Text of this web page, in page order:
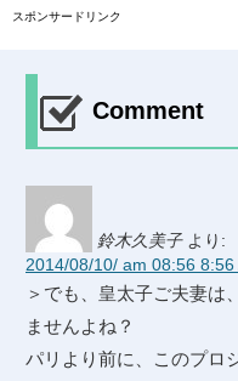
スポンサードリンク
Comment
鈴木久美子 より:
2014/08/10/ am 08:56 8:56
＞でも、皇太子ご夫妻は
ませんよね？
パリより前に、このプロ